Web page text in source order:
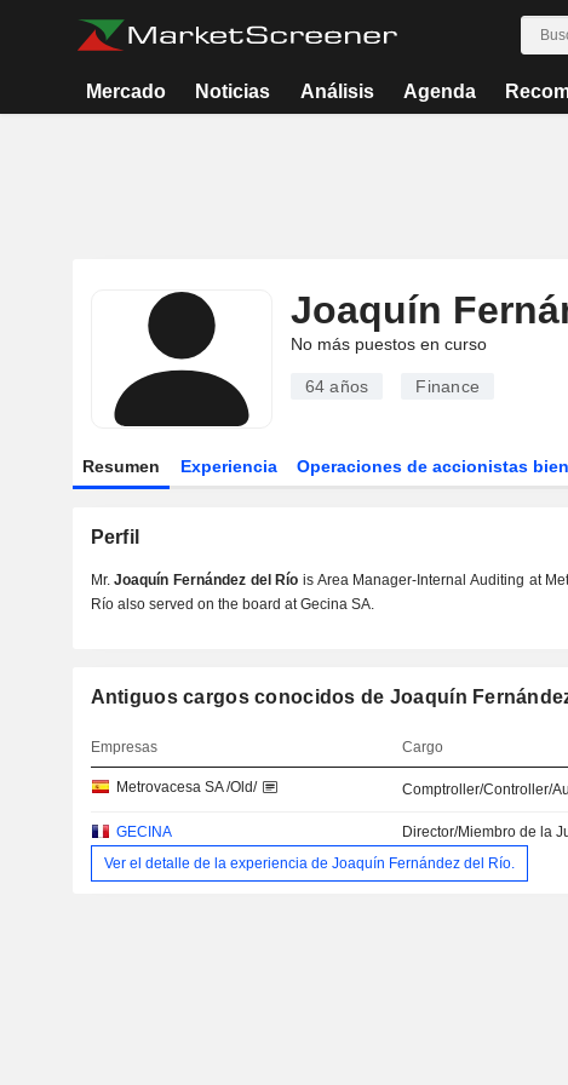
Mercado Noticias Análisis Agenda
Joaquín
No más puestos en curso
64 años Finance
Resumen Experiencia Operaciones de accionistas
Perfil
Mr.Joaquín Fernández del Río is Area Manager-Internal Auditing at
Río also served on the board at Gecina SA.
Antiguos cargos conocidos de Joaquín
Empresas Cargo
Metrovacesa SA /Old/ Comptroller/Controller/
GECINA Director/Miembro de la
Ver el detalle de la experiencia de Joaquín Fernández del Río.